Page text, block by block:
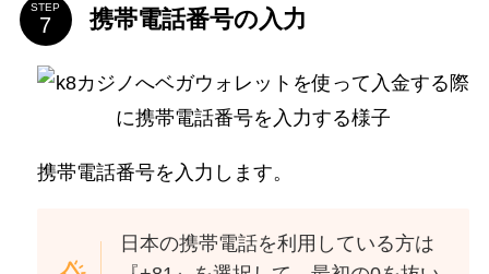
STEP 携帯電話番号の入力
携帯電話番号を入力します。
日本の携帯電話を利用している方は